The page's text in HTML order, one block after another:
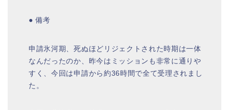
● 備考
申請氷河期、死ぬほどリジェクトされた時期は一体
なんだったのか、昨今はミッションも非常に通りや
すく、今回は申請から約36時間で全て受理されまし
た。